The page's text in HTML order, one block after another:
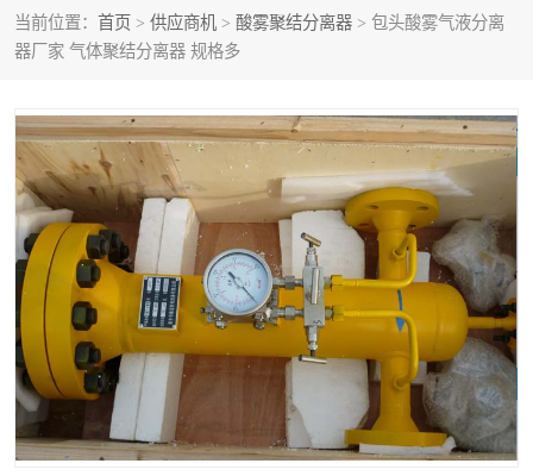
当前位置： 首页 > 供应商机 > 酸雾聚结分离器 > 包头酸雾气液分离
器厂家 气体聚结分离器 规格多
甲醇过滤器 液氨除油除水过滤器
硝酸尾气分离器 酸雾聚结分离器
高炉煤气过滤器 替代进口过滤器
化工盐酸气聚结器 耐腐蚀除雾器滤芯